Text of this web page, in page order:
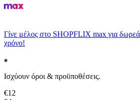
Γίνε μέλος στο SHOPFLIX max για
χρόνο!
Ισχύουν όροι & προϋποθέσεις.
€12